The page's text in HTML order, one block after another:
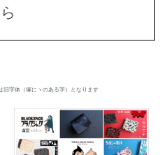
字体（塚にヽのある字）となります